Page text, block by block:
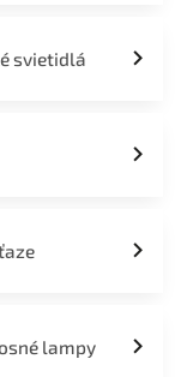
svietidlá
lampy